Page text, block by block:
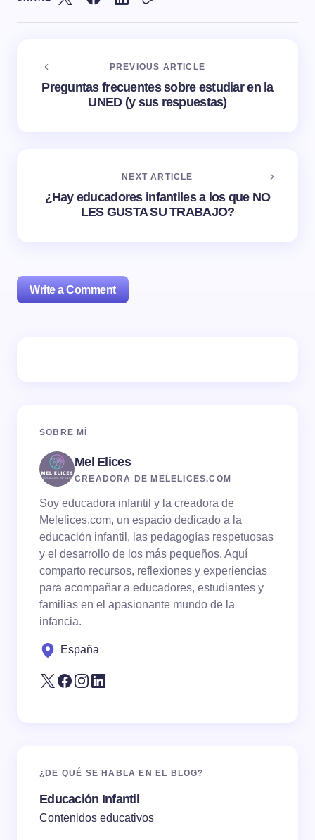
PREVIOUS ARTICLE
Preguntas frecuentes sobre estudiar en la
UNED (y sus respuestas)
NEXT ARTICLE
¿Hay educadores infantiles a los que NO
LES GUSTA SU TRABAJO?
Write a Comment
Your Comment *
Email *
Save my name and email in this browser for the
SOBRE MÍ
Mel Elices
CREADORA DE MELELICES.COM
Soy educadora infantil y la creadora de
Melelices.com, un espacio dedicado a la
educación infantil, las pedagogías respetuosas
y el desarrollo de los más pequeños. Aquí
comparto recursos, reflexiones y experiencias
para acompañar a educadores, estudiantes y
familias en el apasionante mundo de la
infancia.
España
¿DE QUÉ SE HABLA EN EL BLOG?
Educación Infantil
Contenidos educativos